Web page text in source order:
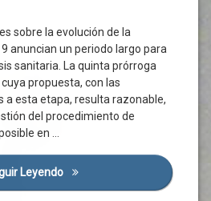
sobre la evolución de la
anuncian un periodo largo para
sanitaria. La quinta prórroga
propuesta, con las
a esta etapa, resulta razonable,
del procedimiento de
en …
Leyendo Estado De Alarma Y